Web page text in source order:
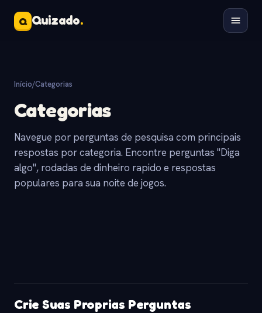
Q Quizado.
Início/Categorias
Categorias
Navegue por perguntas de pesquisa com principais
respostas por categoria. Encontre perguntas "Diga
algo", rodadas de dinheiro rapido e respostas
populares para sua noite de jogos.
Crie Suas Proprias Perguntas